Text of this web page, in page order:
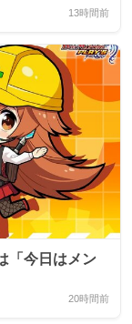
13時間前
「今日はメン
20時間前